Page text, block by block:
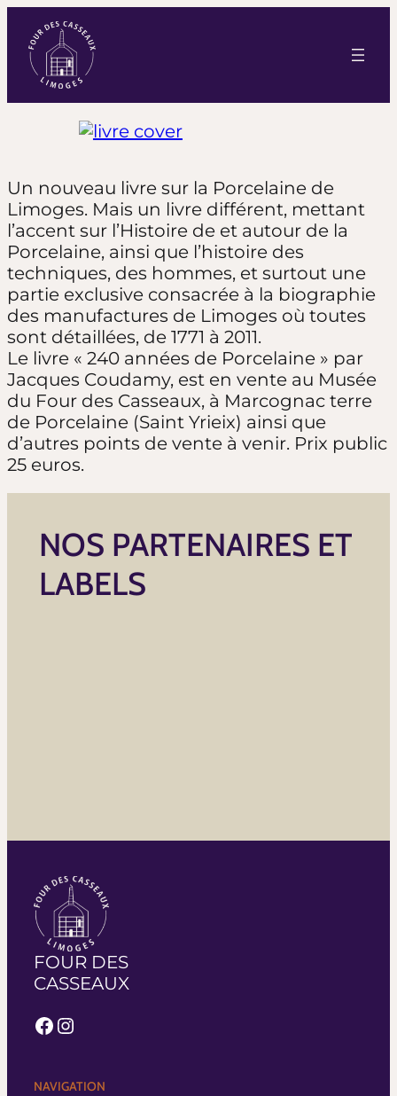
Un nouveau livre sur la Porcelaine de
Limoges. Mais un livre différent, mettant
l’accent sur l’Histoire de et autour de la
Porcelaine, ainsi que l’histoire des
techniques, des hommes, et surtout une
partie exclusive consacrée à la biographie
des manufactures de Limoges où toutes
sont détaillées, de 1771 à 2011.
Le livre « 240 années de Porcelaine » par
Jacques Coudamy, est en vente au Musée
du Four des Casseaux, à Marcognac terre
de Porcelaine (Saint Yrieix) ainsi que
d’autres points de vente à venir. Prix public
25 euros.
NOS PARTENAIRES ET
LABELS
FOUR DES
CASSEAUX
Facebook
Instagram
NAVIGATION